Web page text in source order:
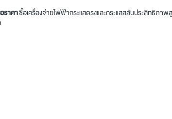
ราคาซื้อเครื่องจ่ายไฟฟ้ากระแสตรงและกระแสสลับประสิทธิภา